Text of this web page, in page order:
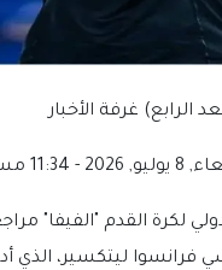
الرابع) غرفة الأخبار
مساءً
لكرة القدم "الفيفا"
فرانسوا ليتكسير، الذي